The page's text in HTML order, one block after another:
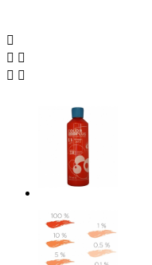

 
 